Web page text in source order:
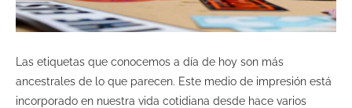
Las etiquetas que conocemos a día de hoy son más
ancestrales de lo que parecen. Este medio de impresión está
incorporado en nuestra vida cotidiana desde hace varios